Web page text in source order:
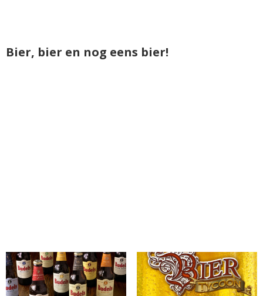
Bier, bier en nog eens bier!